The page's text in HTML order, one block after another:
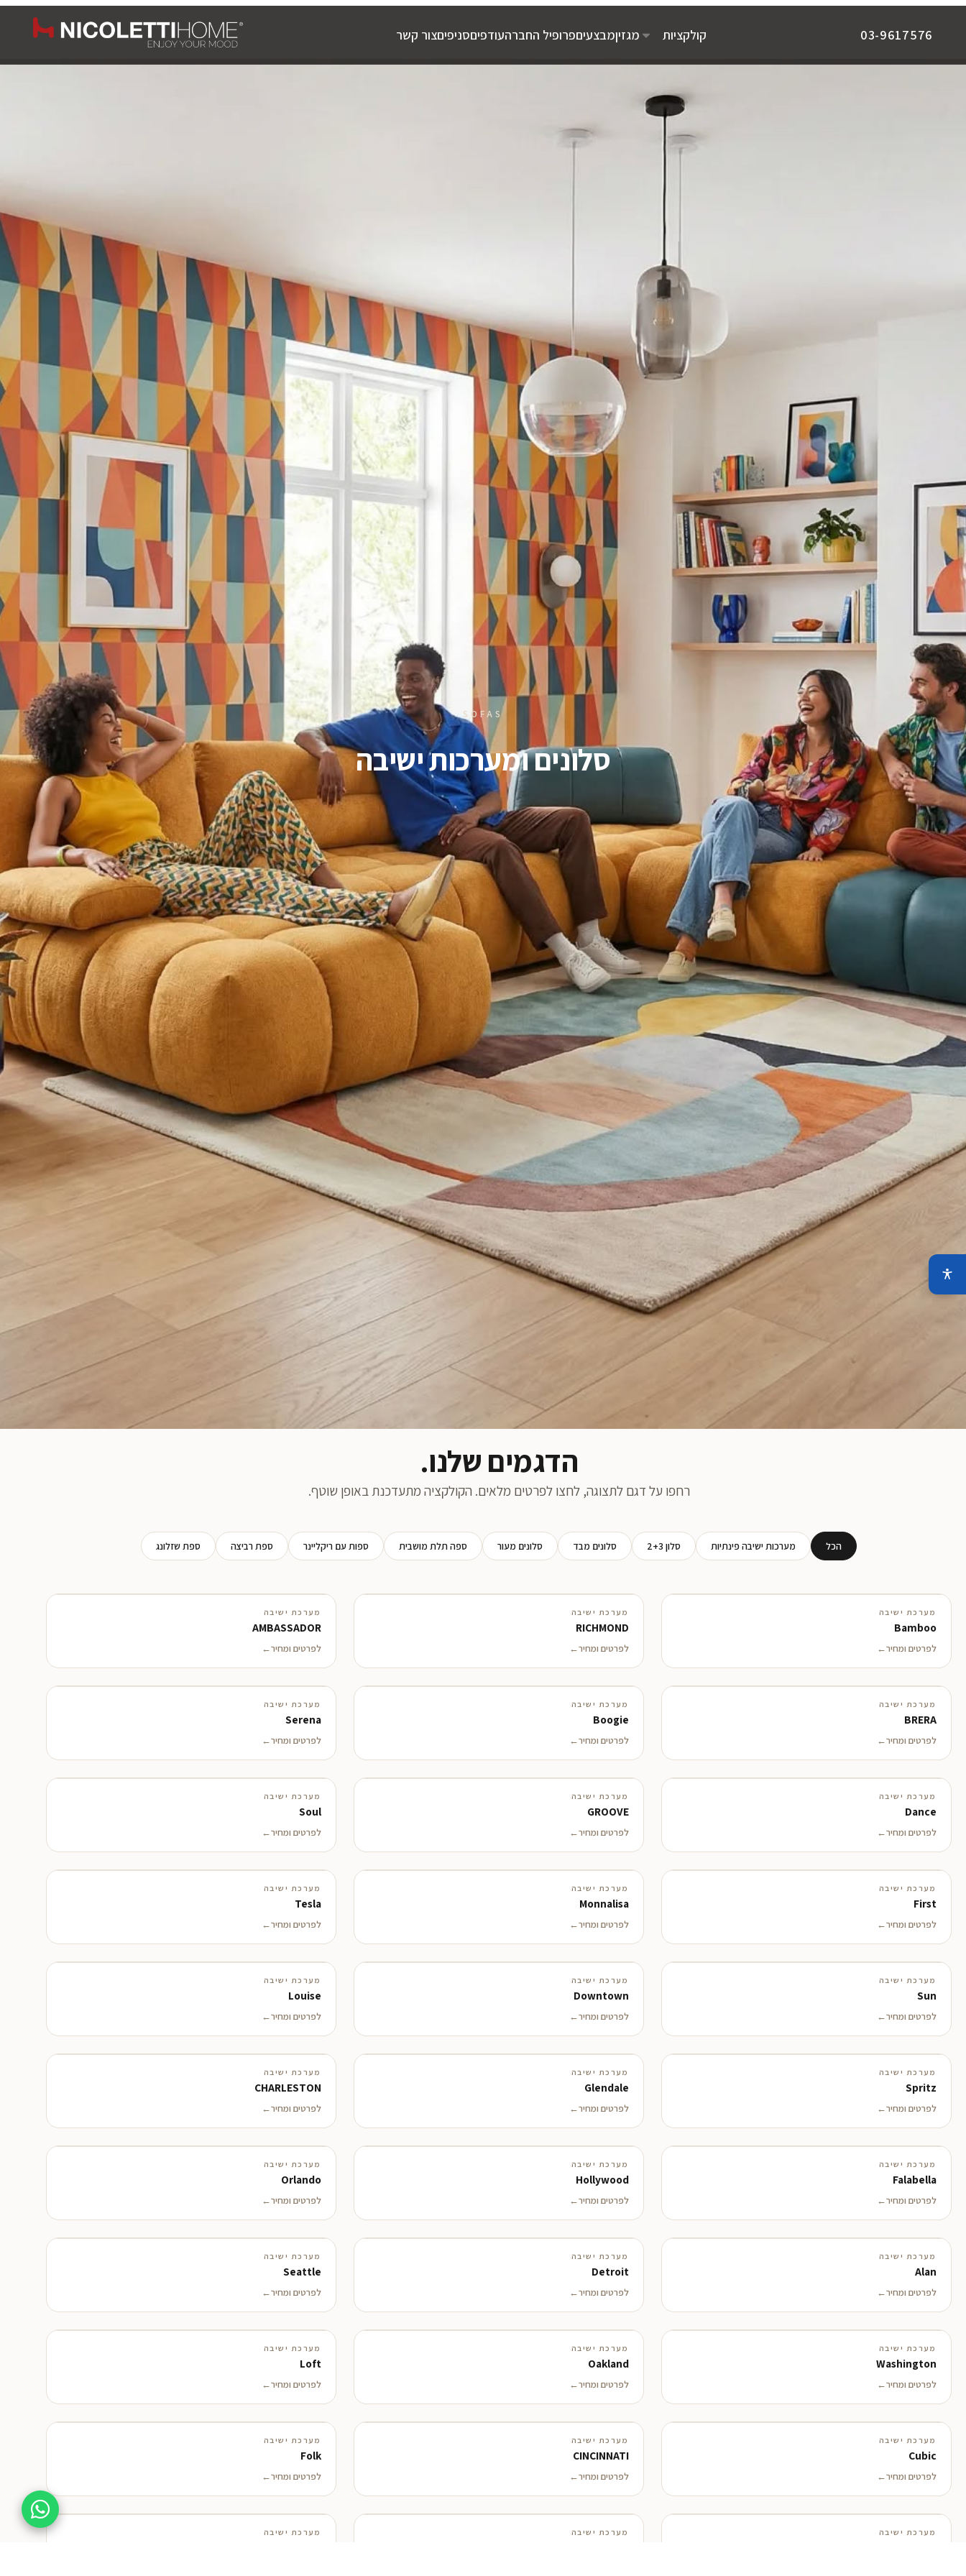
קולקציות מגזיןמבצעיםפרופיל החברהעודפיםסניפיםצור קשר 03-9617576
SOFAS
סלונים ומערכות ישיבה
הדגמים שלנו.
רחפו על דגם לתצוגה, לחצו לפרטים מלאים. הקולקציה מתעדכנת באופן שוטף.
הכל מערכות ישיבה פינתיות סלון 2+3 סלונים מבד סלונים מעור ספה תלת מושבית ספות עם ריקליינר ספת רביצה ספת שזלונג
מערכת ישיבה
Bamboo
לפרטים ומחיר
בקרוב
מערכת ישיבה
RICHMOND
לפרטים ומחיר
בקרוב
מערכת ישיבה
AMBASSADOR
לפרטים ומחיר
בקרוב
מערכת ישיבה
BRERA
לפרטים ומחיר
מערכת ישיבה
Boogie
לפרטים ומחיר
מערכת ישיבה
Serena
לפרטים ומחיר
מערכת ישיבה
Dance
לפרטים ומחיר
מערכת ישיבה
GROOVE
לפרטים ומחיר
מערכת ישיבה
Soul
לפרטים ומחיר
מערכת ישיבה
First
לפרטים ומחיר
מערכת ישיבה
Monnalisa
לפרטים ומחיר
מערכת ישיבה
Tesla
לפרטים ומחיר
מערכת ישיבה
Sun
לפרטים ומחיר
מערכת ישיבה
Downtown
לפרטים ומחיר
מערכת ישיבה
Louise
לפרטים ומחיר
מערכת ישיבה
Spritz
לפרטים ומחיר
מערכת ישיבה
Glendale
לפרטים ומחיר
מערכת ישיבה
CHARLESTON
לפרטים ומחיר
מערכת ישיבה
Falabella
לפרטים ומחיר
מערכת ישיבה
Hollywood
לפרטים ומחיר
מערכת ישיבה
Orlando
לפרטים ומחיר
מערכת ישיבה
Alan
לפרטים ומחיר
מערכת ישיבה
Detroit
לפרטים ומחיר
מערכת ישיבה
Seattle
לפרטים ומחיר
מערכת ישיבה
Washington
לפרטים ומחיר
מערכת ישיבה
Oakland
לפרטים ומחיר
מערכת ישיבה
Loft
לפרטים ומחיר
מערכת ישיבה
Cubic
לפרטים ומחיר
מערכת ישיבה
CINCINNATI
לפרטים ומחיר
מערכת ישיבה
Folk
לפרטים ומחיר
מערכת ישיבה מערכת ישיבה מבצע
מערכת ישיבה